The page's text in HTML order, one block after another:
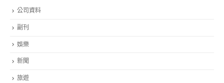
公司資料
副刊
娛樂
新聞
旅遊